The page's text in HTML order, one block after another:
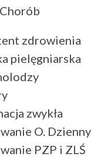
zdrowienia
pielęgniarska
zwykła
O. Dzienny
PZP i ZLŚ